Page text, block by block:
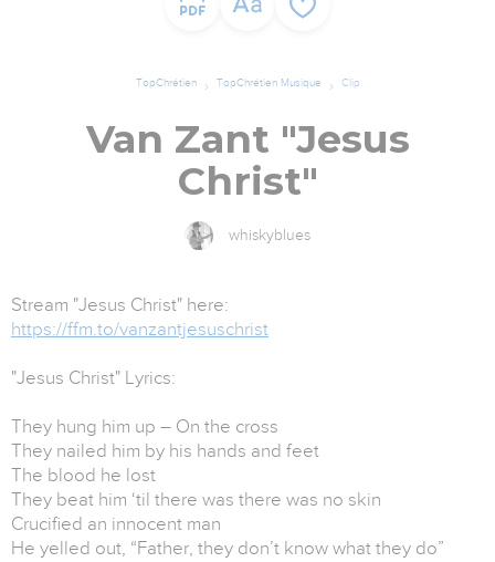
TopChrétien TopChrétien Musique Clip
Van Zant "Jesus
Christ"
whiskyblues
Stream "Jesus Christ" here:
https://ffm.to/vanzantjesuschrist
"Jesus Christ" Lyrics:
They hung him up – On the cross
They nailed him by his hands and feet
The blood he lost
They beat him ‘til there was there was no skin
Crucified an innocent man
He yelled out, “Father, they don’t know what they do”